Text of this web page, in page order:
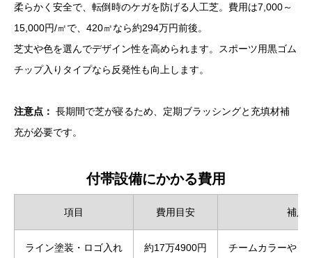
柔らかく安全で、転倒時のケガを防げる人工芝。費用は7,000～
15,000円/㎡で、420㎡なら約294万円前後。
芝丈や色を選んでデザイン性を高められます。スポーツ用黒ゴム
チップ入りタイプなら反発性も向上します。
注意点： 長期間で芝が寝るため、定期ブラッシングと充填材補
充が必要です。
付帯設備にかかる費用
項目 費用目安 補足
ライン塗装・ロゴ入れ 約17万4900円 チームカラーやロ